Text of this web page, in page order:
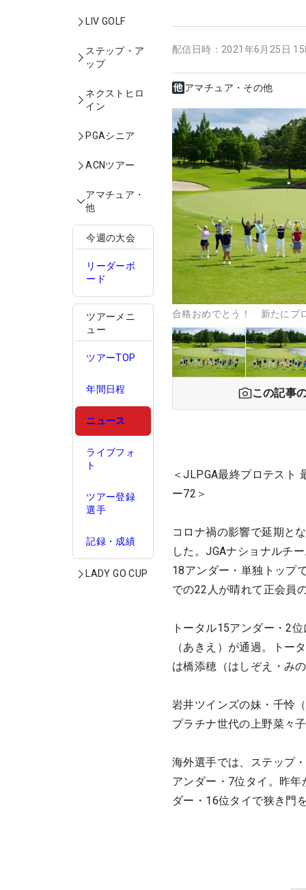
LIV GOLF
ステップ・ア
ップ
ネクストヒロ
イン
PGAシニア
ACNツアー
アマチュア・
他
今週の大会
リーダーボ
ード
ツアーメニ
ュー
ツアーTOP
年間日程
ニュース
ライブフォ
ト
ツアー登録
選手
記録・成績
LADY GO CUP
配信日時： 2021年6月25日
アマチュア・その他
合格おめでとう！ 新たにプ
この記事
＜JLPGA最終プロテス
ー72＞
コロナ禍の影響で延期と
した。JGAナショナルチ
18アンダー・単独トップ
での22人が晴れて正会員
トータル15アンダー・2
（あきえ）が通過。トー
は橋添穂（はしぞえ・み
岩井ツインズの妹・千怜
プラチナ世代の上野菜々
海外選手では、ステップ
アンダー・7位タイ。昨
ダー・16位タイで狭き門